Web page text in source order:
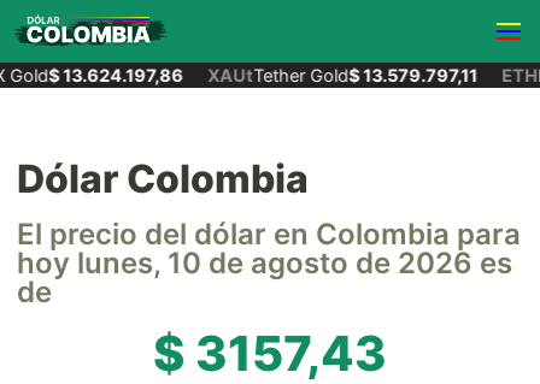
$ 13.624.197,86 XAUtTether Gold$ 13.579.797,11 ETH
Dólar Colombia
El precio del dólar en Colombia para
hoy lunes, 10 de agosto de 2026 es
de
$ 3157,43